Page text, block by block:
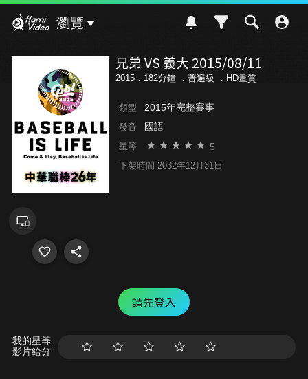
瀏覽
兄弟 VS 義大 2015/08/11
2015．182分鐘 ． 普遍級 ．HD畫質
類型 2015年完整賽事
發音 國語
星等 5
下架時間 2032年12月31日
請先登入
我的星等
影片給分